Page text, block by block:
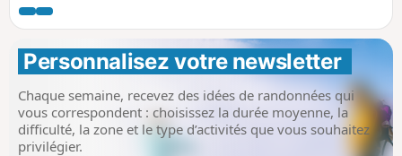
Marcillac entre champs et forêts.
Personnalisez votre newsletter
Chaque semaine, recevez des idées de randonnées qui
vous correspondent : choisissez la durée moyenne, la
difficulté, la zone et le type d’activités que vous souhaitez
privilégier.